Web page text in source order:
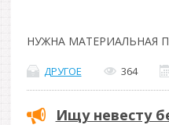
НУЖНА МАТЕРИАЛЬНАЯ
ДРУГОЕ 364
Ищу невесту